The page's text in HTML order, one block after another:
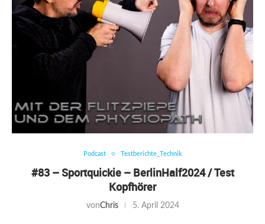
Podcast Testberichte_Technik
#83 – Sportquickie – BerlinHalf2024 / Test
Kopfhörer
vonChris 5. April 2024